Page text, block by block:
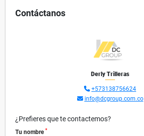
Contáctanos
Derly Trilleras
+573138756624
info@dcgroup.com.co
¿Prefieres que te contactemos?
Tu nombre *